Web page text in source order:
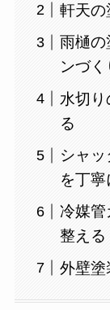
軒天の
雨樋の
ンづく
水切
る
シャ
を丁
冷媒管
整える
外壁塗